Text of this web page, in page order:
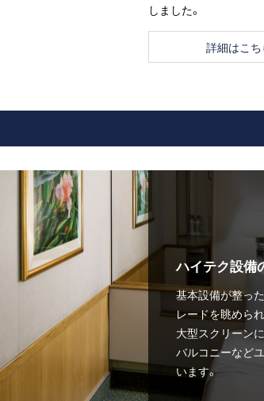
しました。
詳細はこち
ハイテク設備
基本設備が整っ
レードを眺めら
大型スクリーン
バルコニーなど
います。